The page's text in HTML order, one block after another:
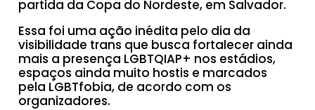
partida da Copa do Nordeste, em Salvador.
Essa foi uma ação inédita pelo dia da
visibilidade trans que busca fortalecer ainda
mais a presença LGBTQIAP+ nos estádios,
espaços ainda muito hostis e marcados
pela LGBTfobia, de acordo com os
organizadores.